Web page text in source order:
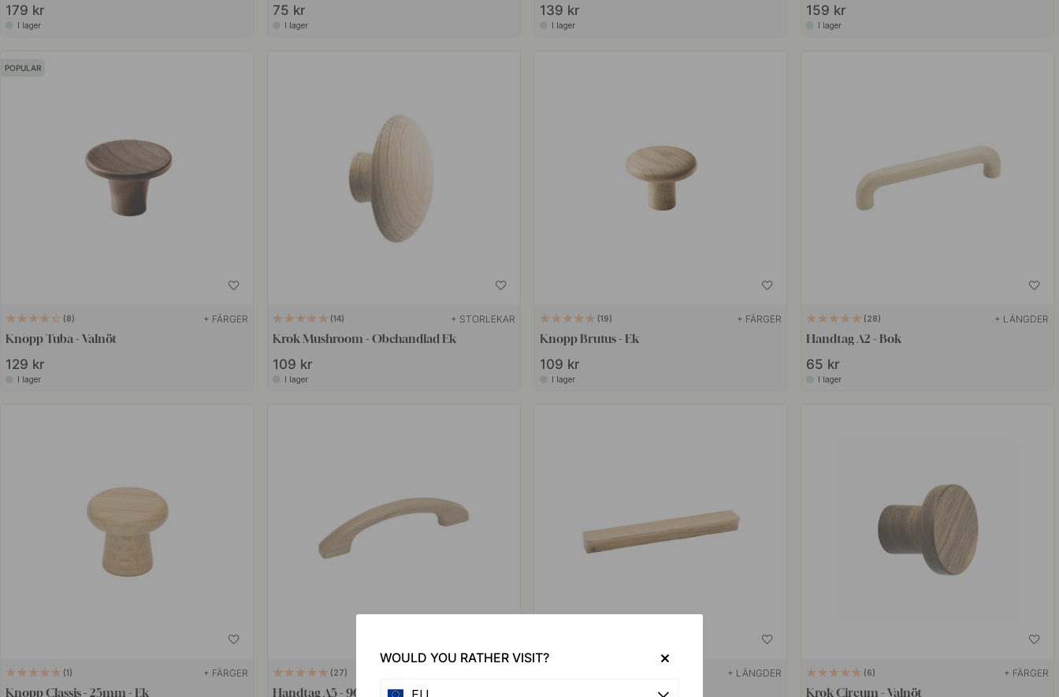
179 kr
I lager
75 kr
I lager
139 kr
I lager
159 kr
I lager
POPULAR
8 + FÄRGER
Knopp Tuba - Valnöt
129 kr
I lager
14 + STORLEKAR
Krok Mushroom - Obehandlad Ek
109 kr
I lager
19 + FÄRGER
Knopp Brutus - Ek
109 kr
I lager
28 + LÄNGDER
Handtag A2 - Bok
65 kr
I lager
1 + FÄRGER
Knopp Classis - 25mm - Ek
27
Handtag A5 - 96mm - Ek
+ LÄNGDER 6 + FÄRGER
Krok Circum - Valnöt
WOULD YOU RATHER VISIT?